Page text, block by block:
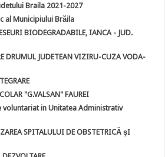
Braila 2021-2027
al Municipiului Brăila
BIODEGRADABILE, IANCA - JUD.
DRUMUL JUDETEAN VIZIRU-CUZA VODA-
"G.VALSAN" FAUREI
in Unitatea Administrativ
SPITALULUI DE OBSTETRICĂ şI